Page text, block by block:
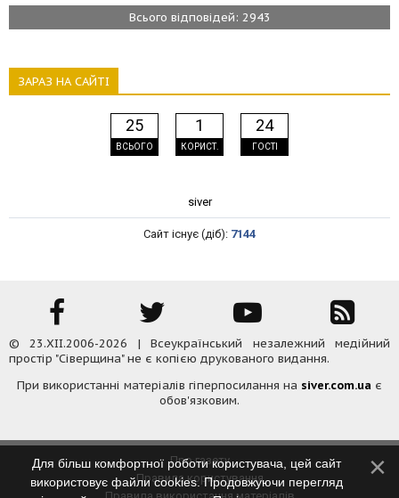
Всього відповідей: 2943
ЗАРАЗ НА САЙТІ
25
ВСЬОГО
1
КОРИСТ.
24
ГОСТІ
siver
Сайт існує (діб): 7144
© 23.XII.2006-2026 | Всеукраїнський незалежний медійний
простір "Сіверщина" не є копією друкованого видання.
При використанні матеріалів гіперпосилання на siver.com.ua є
обов'язковим.
Про газету
Правила користування
Для більш комфортної роботи користувача, цей сайт
використовує файли cookies. Продовжуючи перегляд